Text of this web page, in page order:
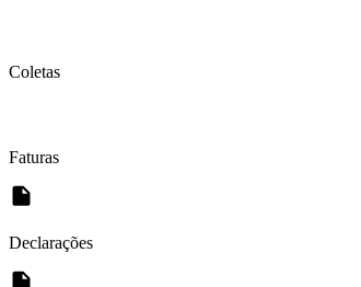
Coletas
Faturas
Declarações